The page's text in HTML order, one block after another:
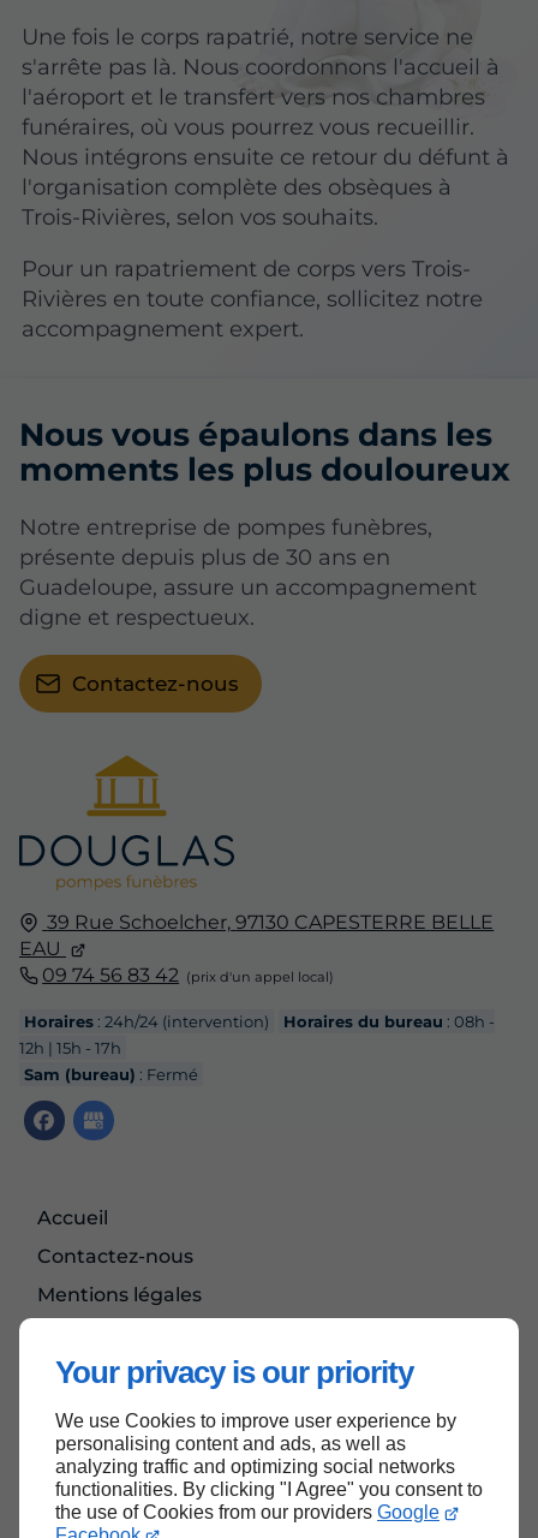
Your privacy is our priority
We use Cookies to improve user experience by
personalising content and ads, as well as
analyzing traffic and optimizing social networks
functionalities. By clicking "I Agree" you consent to
the use of Cookies from our providers Google
Une fois le corps rapatrié, notre service ne
s'arrête pas là. Nous coordonnons l'accueil à
l'aéroport et le transfert vers nos chambres
funéraires, où vous pourrez vous recueillir.
Nous intégrons ensuite ce retour du défunt à
l'organisation complète des obsèques à
Trois-Rivières, selon vos souhaits.
Pour un rapatriement de corps vers Trois-
Rivières en toute confiance, sollicitez notre
accompagnement expert.
39 Rue Schoelcher, 97130 CAPESTERRE BELLE
EAU
09 74 56 83 42
Horaires : 24h/24 (intervention) Horaires du bureau : 08h -
12h | 15h - 17h
Sam (bureau) : Fermé
Accueil
Contactez-nous
Mentions légales
Nous vous épaulons dans les
moments les plus douloureux
Notre entreprise de pompes funèbres,
présente depuis plus de 30 ans en
Guadeloupe, assure un accompagnement
digne et respectueux.
Contactez-nous
Haut de page